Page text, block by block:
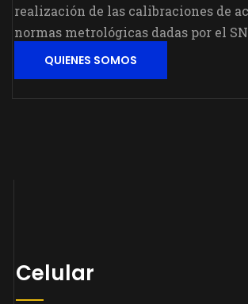
realización de las calibraciones de
normas metrológicas dadas por el
QUIENES SOMOS
Celular